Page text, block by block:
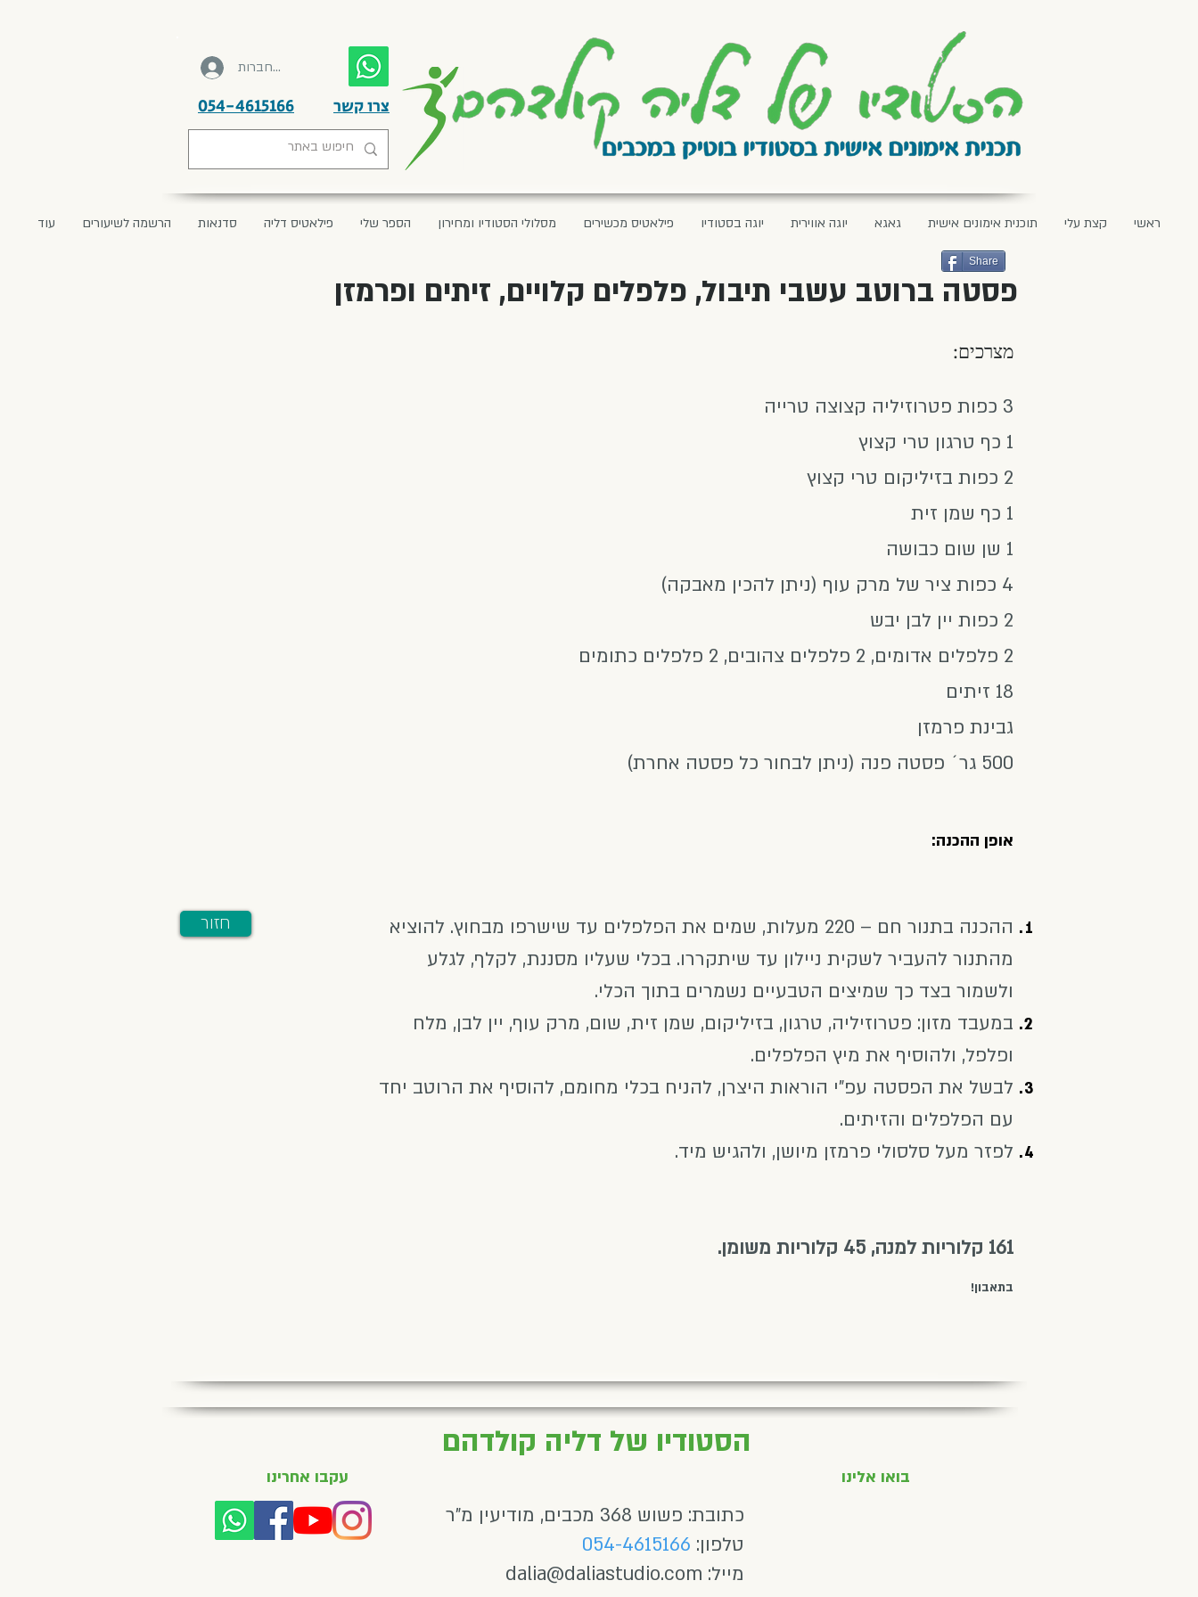
להתחברות
054-4615166 צרו קשר
ראשי קצת עלי תוכנית אימונים אישית גאגא יוגה אווירית יוגה בסטודיו פילאטיס מכשירים מסלולי הסטודיו ומחירון הספר שלי פילאטיס דליה סדנאות הרשמה לשיעורים עוד
פסטה ברוטב עשבי תיבול, פלפלים קלויים, זיתים ופרמזן
Share
חזור
מצרכים:
3 כפות פטרוזיליה קצוצה טרייה
1 כף טרגון טרי קצוץ
2 כפות בזיליקום טרי קצוץ
1 כף שמן זית
1 שן שום כבושה
4 כפות ציר של מרק עוף (ניתן להכין מאבקה)
2 כפות יין לבן יבש
2 פלפלים אדומים, 2 פלפלים צהובים, 2 פלפלים כתומים
18 זיתים
גבינת פרמזן
500 גר´ פסטה פנה (ניתן לבחור כל פסטה אחרת)
אופן ההכנה:
ההכנה בתנור חם – 220 מעלות, שמים את הפלפלים עד שישרפו מבחוץ. להוציא
מהתנור להעביר לשקית ניילון עד שיתקררו. בכלי שעליו מסננת, לקלף, לגלע
ולשמור בצד כך שמיצים הטבעיים נשמרים בתוך הכלי.
במעבד מזון: פטרוזיליה, טרגון, בזיליקום, שמן זית, שום, מרק עוף, יין לבן, מלח
ופלפל, ולהוסיף את מיץ הפלפלים.
לבשל את הפסטה עפ"י הוראות היצרן, להניח בכלי מחומם, להוסיף את הרוטב יחד
עם הפלפלים והזיתים.
לפזר מעל סלסולי פרמזן מיושן, ולהגיש מיד.
161 קלוריות למנה, 45 קלוריות משומן.
בתאבון!
הסטודיו של דליה קולדהם
עקבו אחרינו בואו אלינו
כתובת: פשוש 368 מכבים, מודיעין מ"ר
טלפון: 054-4615166
מייל: dalia@daliastudio.com